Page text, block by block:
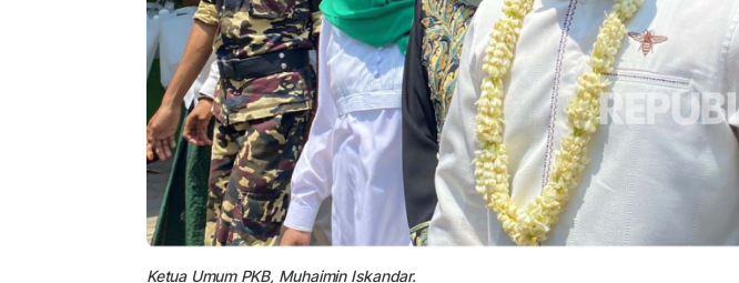
Ketua Umum PKB, Muhaimin Iskandar.